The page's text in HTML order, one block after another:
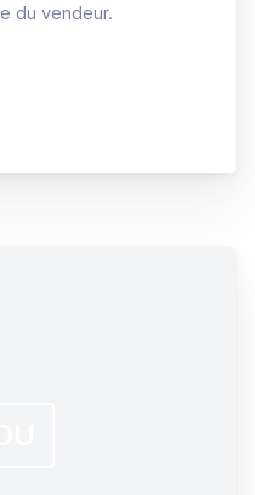
du vendeur.